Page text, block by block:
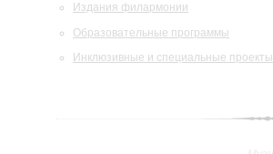
Издания филармонии
Образовательные программы
Инклюзивные и специальные проекты